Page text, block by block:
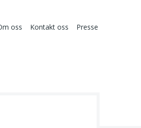
oss Kontakt oss Presse